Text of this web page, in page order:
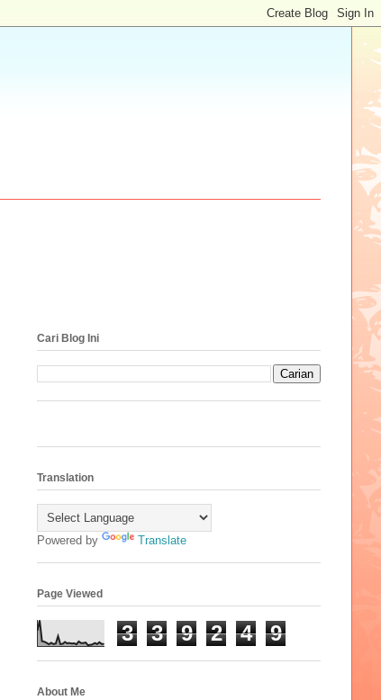
Cari Blog Ini
Translation
Powered by Translate
Page Viewed
3 3 9 2 4 9
About Me